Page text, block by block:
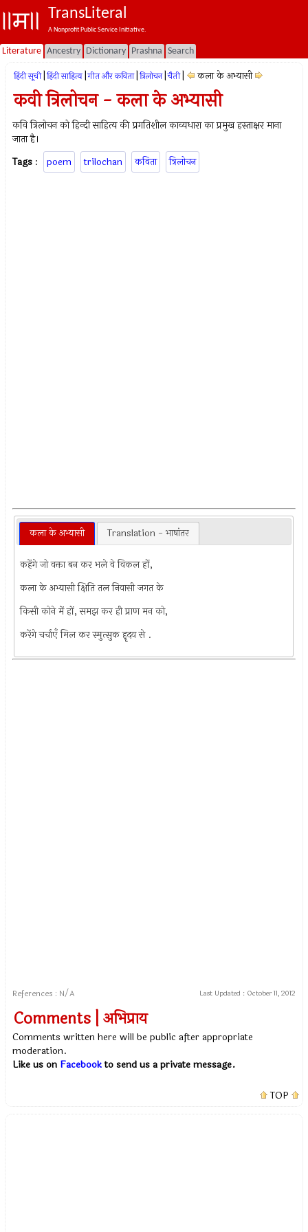
TransLiteral
A Nonprofit Public Service Initiative.
Literature Ancestry Dictionary Prashna Search
हिंदी सूची हिंदी साहित्य गीत और कविता त्रिलोचन चैती कला के अभ्यासी
कवी त्रिलोचन - कला के अभ्यासी
कवि त्रिलोचन को हिन्दी साहित्य की प्रगतिशील काव्यधारा का प्रमुख हस्ताक्षर माना
जाता है।
Tags : poem trilochan कविता त्रिलोचन
कला के अभ्यासी Translation - भाषांतर
कहेंगे जो वक्ता बन कर भले वे विकल हों,
कला के अभ्यासी क्षिति तल निवासी जगत के
किसी कोने में हों, समझ कर ही प्राण मन को,
करेंगे चर्चाएँ मिल कर स्मुत्सुक हॄदय से .
References : N/A Last Updated : October 11, 2012
Comments | अभिप्राय
Comments written here will be public after appropriate
moderation.
Like us on Facebookto send us a private message.
TOP